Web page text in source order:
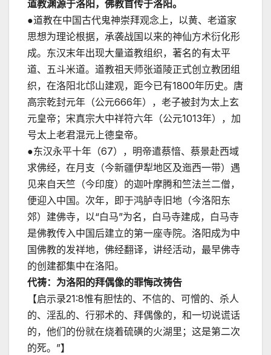
道教渊源于洛阳，佛教首传于洛阳。
●道教在中国古代鬼神崇拜观念上，以黄、老道家
思想为理论根据，承袭战国以来的神仙方术衍化形
成。东汉末年出现大量道教组织，著名的有太平
道、五斗米道。道教祖天师张道陵正式创立教团组
织，在洛阳北邙山建观，距今已有1800年历史。唐
高宗乾封元年（公元666年），老子被封为太上玄
元皇帝；宋真宗大中祥符六年（公元1013年），加
号太上老君混元上德皇帝。
●东汉永平十年（67），明帝遣蔡愔、蔡景赴西域
求佛经，在月支（今新疆伊犁地区及迤西一带）遇
见来自天竺（今印度）的迦叶摩腾和竺法兰二僧，
便迎入中国。次年，即于鸿胪寺旧地（今洛阳东
郊）建佛寺，以“白马”为名，白马寺建成，白马寺
是佛教传入中国后建立的第一座寺院。洛阳成为中
国佛教的发祥地，佛经翻译，讲经活动，最早佛寺
的创建都集中在洛阳。
代祷：为洛阳的拜偶像的罪悔改祷告
【启示录21:8惟有胆怯的、不信的、可憎的、杀人
的、淫乱的、行邪术的、拜偶像的，和一切说谎话
的，他们的份就在烧着硫磺的火湖里；这是第二次
的死。”】